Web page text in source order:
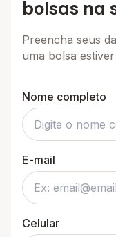
bolsas na
Preencha seus
uma bolsa
Nome completo
E-mail
Celular